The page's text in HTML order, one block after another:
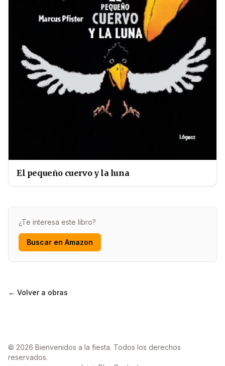
El pequeño cuervo y la luna
¿Te interesa este libro?
Buscar en Amazon
← Volver a obras
© 2026 Bienvenidos a la fiesta. Todos los derechos
reservados.